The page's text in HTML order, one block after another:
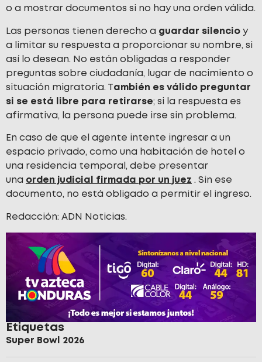
o a mostrar documentos si no hay una orden válida.
Las personas tienen derecho a guardar silencio y
a limitar su respuesta a proporcionar su nombre, si
así lo desean. No están obligadas a responder
preguntas sobre ciudadanía, lugar de nacimiento o
situación migratoria. También es válido preguntar
si se está libre para retirarse; si la respuesta es
afirmativa, la persona puede irse sin problema.
En caso de que el agente intente ingresar a un
espacio privado, como una habitación de hotel o
una residencia temporal, debe presentar
una orden judicial firmada por un juez . Sin ese
documento, no está obligado a permitir el ingreso.
Redacción: ADN Noticias.
Etiquetas
Super Bowl 2026